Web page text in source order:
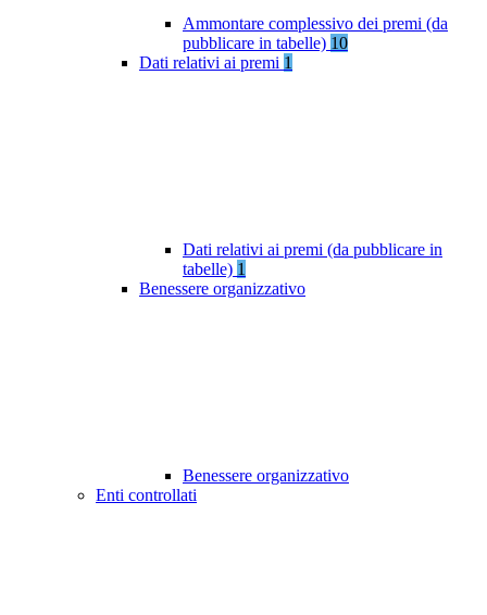
Ammontare complessivo dei premi (da
pubblicare in tabelle) 10
Dati relativi ai premi 1
Dati relativi ai premi (da pubblicare in
tabelle) 1
Benessere organizzativo
Benessere organizzativo
Enti controllati